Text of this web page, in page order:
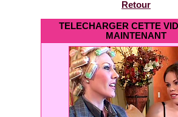
Retour
TELECHARGER CETTE
MAINTENANT